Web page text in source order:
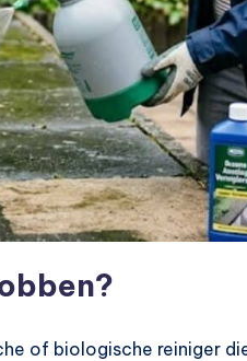
of biologische reiniger